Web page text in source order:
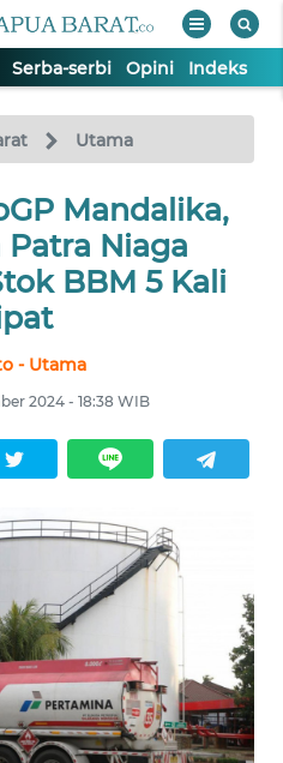
Serba-serbi Opini Indeks
Utama
Mandalika,
Niaga
BBM 5 Kali
- Utama
2024 - 18:38 WIB